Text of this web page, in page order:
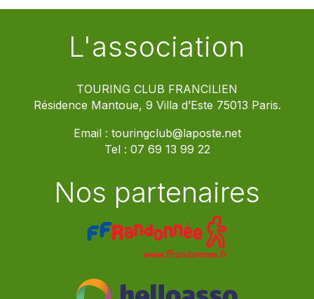
L'association
TOURING CLUB FRANCILIEN
Résidence Mantoue, 9 Villa d’Este 75013 Paris.
Email : touringclub@laposte.net
Tel : 07 69 13 99 22
Nos partenaires